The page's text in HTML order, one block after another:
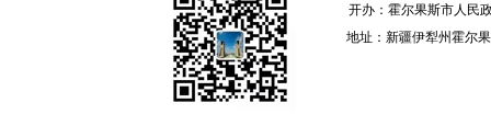
开办：霍尔果斯市人民
地址：新疆伊犁州霍